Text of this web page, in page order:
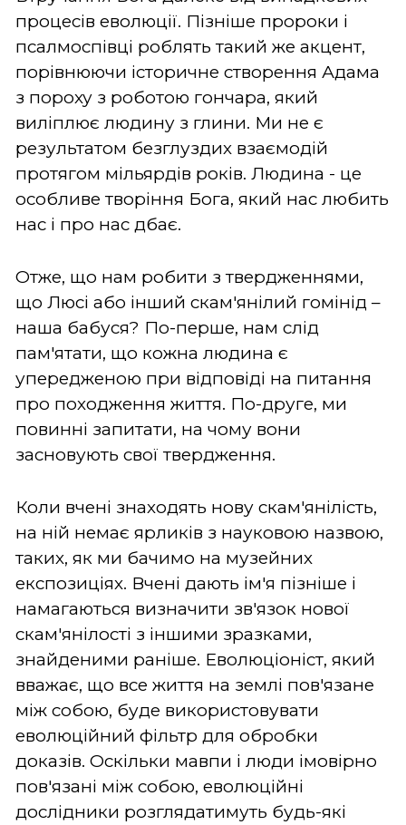
процесів еволюції. Пізніше пророки і
псалмоспівці роблять такий же акцент,
порівнюючи історичне створення Адама
з пороху з роботою гончара, який
виліплює людину з глини. Ми не є
результатом безглуздих взаємодій
протягом мільярдів років. Людина - це
особливе творіння Бога, який нас любить
нас і про нас дбає.
Отже, що нам робити з твердженнями,
що Люсі або інший скам'янілий гомінід –
наша бабуся? По-перше, нам слід
пам'ятати, що кожна людина є
упередженою при відповіді на питання
про походження життя. По-друге, ми
повинні запитати, на чому вони
засновують свої твердження.
Коли вчені знаходять нову скам'янілість,
на ній немає ярликів з науковою назвою,
таких, як ми бачимо на музейних
експозиціях. Вчені дають ім'я пізніше і
намагаються визначити зв'язок нової
скам'янілості з іншими зразками,
знайденими раніше. Еволюціоніст, який
вважає, що все життя на землі пов'язане
між собою, буде використовувати
еволюційний фільтр для обробки
доказів. Оскільки мавпи і люди імовірно
пов'язані між собою, еволюційні
дослідники розглядатимуть будь-які